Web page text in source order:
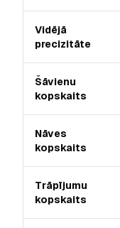
Vidējā
precizitāte
Šāvienu
kopskaits
Nāves
kopskaits
Trāpījumu
kopskaits